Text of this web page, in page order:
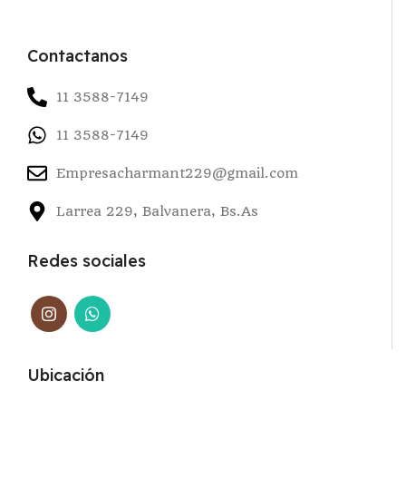
Contactanos
11 3588-7149
11 3588-7149
Empresacharmant229@gmail.com
Larrea 229, Balvanera, Bs.As
Redes sociales
Ubicación